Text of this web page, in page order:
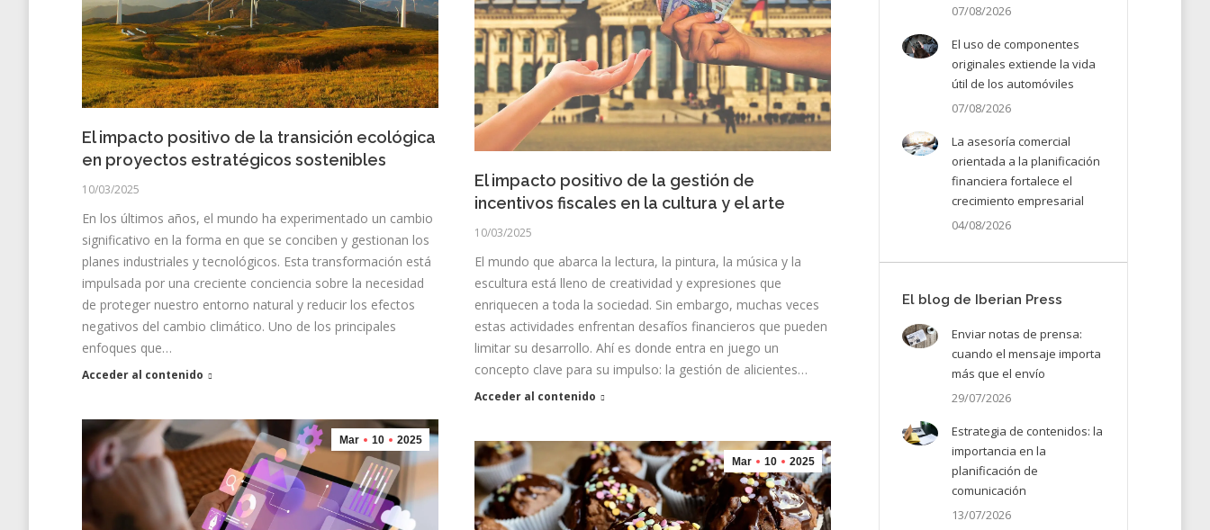
El impacto positivo de la transición ecológica
en proyectos estratégicos sostenibles
10/03/2025
En los últimos años, el mundo ha experimentado un cambio
significativo en la forma en que se conciben y gestionan los
planes industriales y tecnológicos. Esta transformación está
impulsada por una creciente conciencia sobre la necesidad
de proteger nuestro entorno natural y reducir los efectos
negativos del cambio climático. Uno de los principales
enfoques que…
Acceder al contenido
El impacto positivo de la gestión de
incentivos fiscales en la cultura y el arte
10/03/2025
El mundo que abarca la lectura, la pintura, la música y la
escultura está lleno de creatividad y expresiones que
enriquecen a toda la sociedad. Sin embargo, muchas veces
estas actividades enfrentan desafíos financieros que pueden
limitar su desarrollo. Ahí es donde entra en juego un
concepto clave para su impulso: la gestión de alicientes…
Acceder al contenido
Mar 10 2025
Mar 10 2025
07/08/2026
El uso de componentes
originales extiende la vida
útil de los automóviles
07/08/2026
La asesoría comercial
orientada a la planificación
financiera fortalece el
crecimiento empresarial
04/08/2026
El blog de Iberian Press
Enviar notas de prensa:
cuando el mensaje importa
más que el envío
29/07/2026
Estrategia de contenidos: la
importancia en la
planificación de
comunicación
13/07/2026